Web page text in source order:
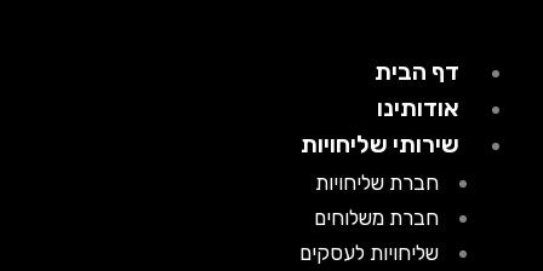
דף הבית
אודותינו
שירותי שליחויות
חברת שליחויות
חברת משלוחים
שליחויות לעסקים